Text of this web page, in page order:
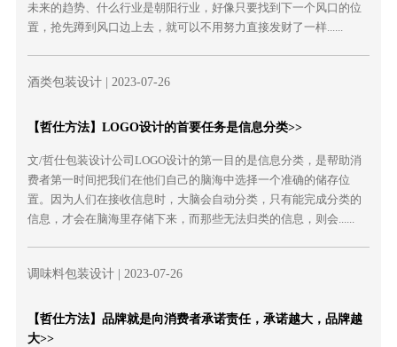
未来的趋势、什么行业是朝阳行业，好像只要找到下一个风口的位
置，抢先蹲到风口边上去，就可以不用努力直接发财了一样......
酒类包装设计| 2023-07-26
【哲仕方法】LOGO设计的首要任务是信息分类>>
文/哲仕包装设计公司LOGO设计的第一目的是信息分类，是帮助消
费者第一时间把我们在他们自己的脑海中选择一个准确的储存位
置。因为人们在接收信息时，大脑会自动分类，只有能完成分类的
信息，才会在脑海里存储下来，而那些无法归类的信息，则会......
调味料包装设计| 2023-07-26
【哲仕方法】品牌就是向消费者承诺责任，承诺越大，品牌越
大>>